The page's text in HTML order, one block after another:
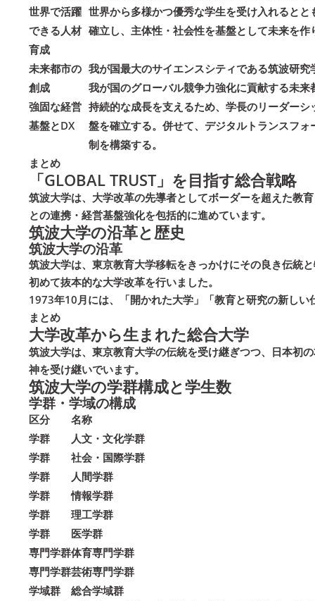
世界で活躍
できる人材
育成
世界から多様かつ優秀な学生を受け入れると
確立し、主体性・社会性を基盤として未来を
未来都市の
創成
我が国最大のサイエンスシティである筑波研
我が国のグローバル競争力強化に貢献する未
強固な経営
基盤とDX
持続的な成長を支えるため、学長のリーダー
盤を確立する。併せて、デジタルトランスフ
制を構築する。
まとめ
「GLOBAL TRUST」を目指す総合戦略
筑波大学は、大学改革の先導者としてボーダーを超えた教
との連携・経営基盤強化を包括的に進めています。
筑波大学の沿革と歴史
筑波大学の沿革
筑波大学は、東京教育大学移転をきっかけにその良き伝統
初めて抜本的な大学改革を行いました。
1973年10月には、「開かれた大学」「教育と研究の新し
まとめ
大学改革から生まれた総合大学
筑波大学は、東京教育大学の伝統を受け継ぎつつ、日本初
神を受け継いでいます。
筑波大学の学群構成と学生数
学群・学域の構成
区分
名称
学群
人文・文化学群
学群
社会・国際学群
学群
人間学群
学群
情報学群
学群
理工学群
学群
医学群
専門学群体育専門学群
専門学群芸術専門学群
学域群
総合学域群